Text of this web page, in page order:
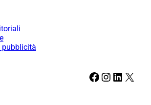
pubblicità
Facebook Instagram LinkedIn X